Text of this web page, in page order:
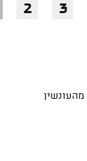
2 3